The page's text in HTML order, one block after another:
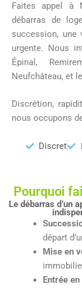
Faites appel à
débarras de
succession, une
urgente. Nous
Épinal,
Neufchâteau, et
Discrétion,
nous occupons
Discret
Pourquoi
Le débarras d’un
départ
Mise en
Entrée